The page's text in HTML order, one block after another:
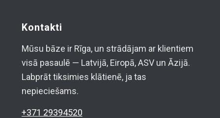
Kontakti
Mūsu bāze ir Rīga, un strādājam ar klientiem
visā pasaulē — Latvijā, Eiropā, ASV un Āzijā.
Labprāt tiksimies klātienē, ja tas
nepieciešams.
+371 29394520